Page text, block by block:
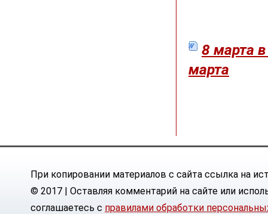
8 марта
марта
При копировании материалов с сайта ссылка на
© 2017 | Оставляя комментарий на сайте или
соглашаетесь с правилами обработки